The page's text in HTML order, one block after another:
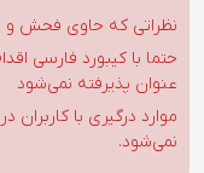
نظراتی که حاوی فحش و
حتما با کیبورد فارسی
عنوان پذیرفته نمی‌شود
موارد درگیری با کاربران
نمی‌شود.